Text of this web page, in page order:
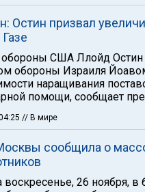
Остин призвал
США Ллойд Остин
обороны Израиля
наращивания
помощи, сообщает
// В мире
сообщила о
воскресенье, 26 ноября,